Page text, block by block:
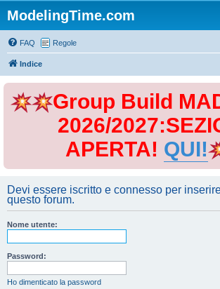
ModelingTime.com
FAQ Regole
Indice
Group Build
2026/
APERTA! QUI!
Devi essere iscritto e connesso per
questo forum.
Nome utente:
Password:
Ho dimenticato la password